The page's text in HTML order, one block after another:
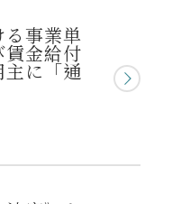
る事業単
金給付
に「通